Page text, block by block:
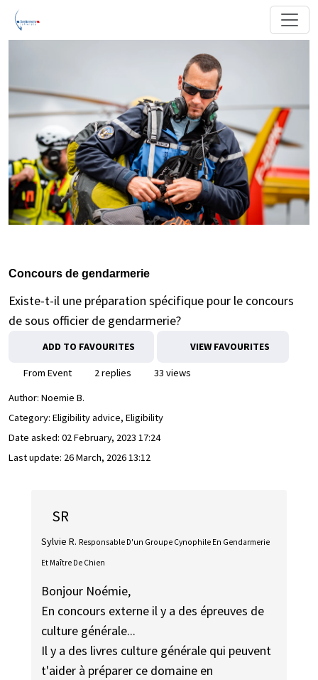
Concours de gendarmerie
Existe-t-il une préparation spécifique pour le concours
de sous officier de gendarmerie?
ADD TO FAVOURITES VIEW FAVOURITES
From Event 2 replies
33 views
Author: Noemie B.
Category: Eligibility advice, Eligibility
Date asked: 02 February, 2023 17:24
Last update: 26 March, 2026 13:12
SR
Sylvie R. Responsable D'un Groupe Cynophile En Gendarmerie
Et Maître De Chien
Bonjour Noémie,
En concours externe il y a des épreuves de
culture générale...
Il y a des livres culture générale qui peuvent
t'aider à préparer ce domaine en